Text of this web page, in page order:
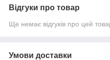
Відгуки про товар
Ще немає відгуків про цей
Умови доставки